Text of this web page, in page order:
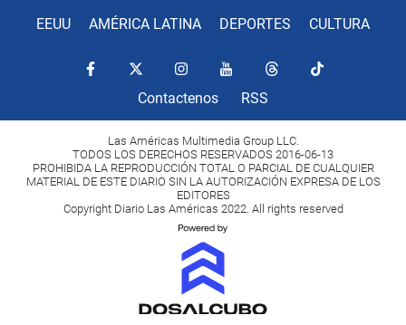
EEUU AMÉRICA LATINA DEPORTES CULTURA
Contactenos RSS
Las Américas Multimedia Group LLC.
TODOS LOS DERECHOS RESERVADOS 2016-06-13
PROHIBIDA LA REPRODUCCIÓN TOTAL O PARCIAL DE CUALQUIER
MATERIAL DE ESTE DIARIO SIN LA AUTORIZACIÓN EXPRESA DE LOS
EDITORES
Copyright Diario Las Américas 2022. All rights reserved